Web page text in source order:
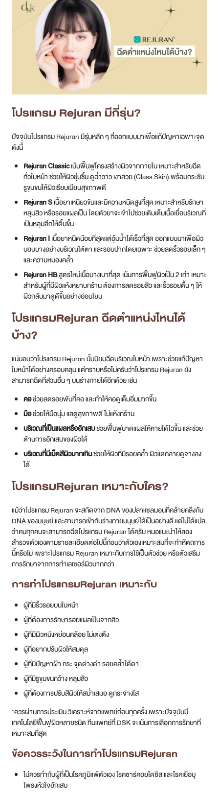
โปรแกรม Rejuran มีกี่รุ่น?
ปัจจุบันโปรแกรม Rejuran มีรุ่นหลัก ๆ ที่ออกแบบมาเพื่อแก้ปัญหาเฉพาะจุด
ดังนี้
Rejuran Classicเน้นฟื้นฟูโครงสร้างผิวจากภายใน เหมาะสำหรับฉีด
ทั่วใบหน้า ช่วยให้ผิวชุ่มชื้น ดูฉ่ำวาว เงาสวย (Glass Skin) พร้อมกระชับ
รูขุมขนให้ผิวเรียบเนียนสุขภาพดี
Rejuran Sเนื้อยาเหนียวข้นและมีความหนืดสูงที่สุด เหมาะสำหรับรักษา
หลุมสิว หรือรอยแผลเป็น โดยตัวยาจะเข้าไปช่วยเติมเต็มเนื้อเยื่อบริเวณที่
เป็นหลุมลึกให้ตื้นขึ้น
Rejuran Iเนื้อยาหนืดน้อยที่สุดแต่อุ้มน้ำได้เร็วที่สุด ออกแบบมาเพื่อผิว
บอบบางอย่างบริเวณใต้ตา และรอบปากโดยเฉพาะ ช่วยลดริ้วรอยเล็ก ๆ
และความหมองคล้ำ
Rejuran HBสูตรใหม่เนื้อบางเบาที่สุด เน้นการฟื้นฟูผิวเป็น 2 เท่า เหมาะ
สำหรับผู้ที่มีผิวแห้งหยาบกร้าน ต้องการลดรอยสิว และริ้วรอยตื้น ๆ ให้
ผิวกลับมาดูดีขึ้นอย่างอ่อนโยน
โปรแกรมRejuran ฉีดตำแหน่งไหนได้
บ้าง?
แน่นอนว่าโปรแกรม Rejuran นั้นนิยมฉีดบริเวณใบหน้า เพราะช่วยแก้ปัญหา
ใบหน้าได้อย่างครอบคลุม แต่ทราบหรือไม่ครับว่าโปรแกรม Rejuran ยัง
สามารถฉีดที่ส่วนอื่น ๆ บนร่างกายได้อีกด้วย เช่น
คอช่วยลดรอยพับที่คอ และทำให้คอดูเต็มอิ่มมากขึ้น
มือช่วยให้มือนุ่ม แลดูสุขภาพดี ไม่แห้งกร้าน
บริเวณที่เป็นแผลหรืออักเสบช่วยฟื้นฟูบาดแผลให้หายได้ไวขึ้น และช่วย
ต้านการอักเสบของผิวได้
บริเวณที่มีเม็ดสีผิวมากเกินช่วยให้ผิวที่มีรอยคล้ำ ผิวแตกลายดูจางลง
ได้
โปรแกรมRejuran เหมาะกับใคร?
แม้ว่าโปรแกรม Rejuran จะสกัดจาก DNA ของปลาแซลมอนที่คล้ายคลึงกับ
DNA ของมนุษย์ และสามารถเข้ากับร่างกายมนุษย์ได้เป็นอย่างดี แต่ไม่ได้แปล
ว่าคนทุกคนจะสามารถฉีดโปรแกรม Rejuran ได้ครับ หมอแนะนำให้ลอง
สำรวจตัวเองตามรายละเอียดต่อไปนี้ก่อนว่าตัวเองเหมาะสมที่จะทำหัตถการ
นี้หรือไม่ เพราะโปรแกรม Rejuran เหมาะกับการใช้เป็นตัวช่วย หรือตัวเสริม
การรักษาจากการทำเลเซอร์ผิวมากกว่า
การทำโปรแกรมRejuran เหมาะกับ
ผู้ที่มีริ้วรอยบนใบหน้า
ผู้ที่ต้องการรักษารอยแผลเป็นจากสิว
ผู้ที่มีผิวหนังหย่อนคล้อย ไม่เต่งตึง
ผู้ที่อยากปรับผิวให้สมดุล
ผู้ที่มีปัญหาฝ้า กระ จุดด่างดำ รอยคล้ำใต้ตา
ผู้ที่มีรูขุมขนกว้าง หลุมสิว
ผู้ที่ต้องการปรับสีผิวให้สม่ำเสมอ ดูกระจ่างใส
*ควรผ่านการประเมิน วิเคราะห์จากแพทย์ก่อนทุกครั้ง เพราะปัจจุบันมี
เทคโนโลยีฟื้นฟูผิวหลายชนิด ทีมแพทย์ที่ DSK จะเน้นการเลือกการรักษาที่
เหมาะสมที่สุด
ข้อควรระวังในการทำโปรแกรมRejuran
ไม่ควรทำกับผู้ที่เป็นโรคภูมิแพ้ตัวเอง โรคซาร์คอยโดซิส และโรคเยื่อบุ
โพรงหัวใจอักเสบ